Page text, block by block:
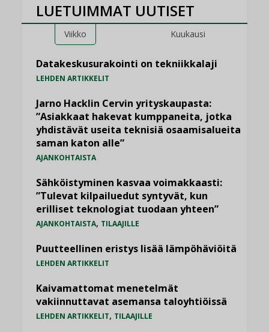
LUETUIMMAT UUTISET
Viikko Kuukausi
Datakeskusurakointi on tekniikkalaji
LEHDEN ARTIKKELIT
Jarno Hacklin Cervin yrityskaupasta:
”Asiakkaat hakevat kumppaneita, jotka
yhdistävät useita teknisiä osaamisalueita
saman katon alle”
AJANKOHTAISTA
Sähköistyminen kasvaa voimakkaasti:
”Tulevat kilpailuedut syntyvät, kun
erilliset teknologiat tuodaan yhteen”
AJANKOHTAISTA, TILAAJILLE
Puutteellinen eristys lisää lämpöhäviöitä
LEHDEN ARTIKKELIT
Kaivamattomat menetelmät
vakiinnuttavat asemansa taloyhtiöissä
LEHDEN ARTIKKELIT, TILAAJILLE